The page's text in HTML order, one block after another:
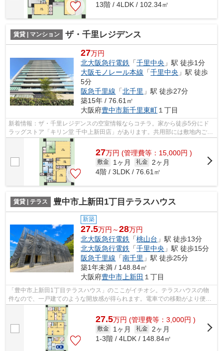
13階 / 4LDK / 102.34㎡
賃貸 | マンション ザ・千里レジデンス
27万円
北大阪急行電鉄 「千里中央 」駅 徒歩1分
大阪モノレール本線 「千里中央 」駅 徒歩
5分
阪急千里線 「北千里 」駅 徒歩27分
築15年 / 76.61㎡
大阪府豊中市新千里東町１丁目
新着情報：ザ・千里レジデンスの空室情報ならコチラ。家から徒歩5分にド
ラッグストア「キリン堂 千中上新田店」があります。共用部には敷地内ごみ
置き場・エレベータ2基などが備わって...
27万円 (管理費等：15,000円 )
敷金 1ヶ月 礼金
2ヶ月
4階 / 3LDK / 76.61㎡
賃貸 | テラス 豊中市上新田1丁目テラスハウス
新築
27.5万円～28万円
北大阪急行電鉄 「桃山台 」駅 徒歩13分
北大阪急行電鉄 「千里中央 」駅 徒歩15分
阪急千里線 「南千里 」駅 徒歩25分
築1年未満 / 148.84㎡
大阪府豊中市 上新田 １丁目
「豊中市上新田1丁目テラスハウス」のここがイチオシ。テラスハウスの物
件なので、一戸建てのような開放感が得られます。電車での移動がより便利
になる、2駅利用可能な物件です。ライ...
27.5万円 (管理費等：3,000円 )
敷金 1ヶ月 礼金
2ヶ月
1-3階 / 4LDK / 148.84㎡